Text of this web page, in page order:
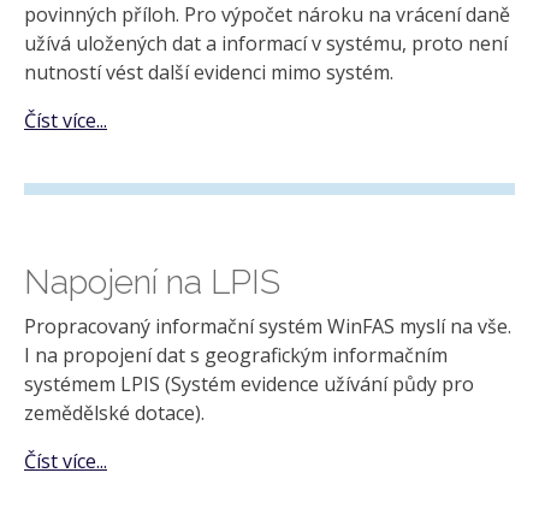
povinných příloh. Pro výpočet nároku na vrácení daně
užívá uložených dat a informací v systému, proto není
nutností vést další evidenci mimo systém.
Číst více...
Napojení na LPIS
Propracovaný informační systém WinFAS myslí na vše.
I na propojení dat s geografickým informačním
systémem LPIS (Systém evidence užívání půdy pro
zemědělské dotace).
Číst více...